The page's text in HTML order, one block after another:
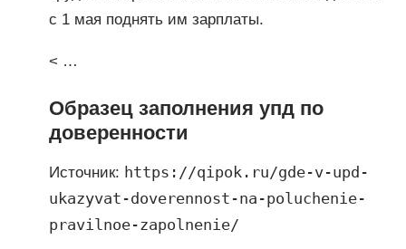
с 1 мая поднять им зарплаты.
< …
Образец заполнения упд по
доверенности
Источник: https://qipok.ru/gde-v-upd-
ukazyvat-doverennost-na-poluchenie-
pravilnoe-zapolnenie/